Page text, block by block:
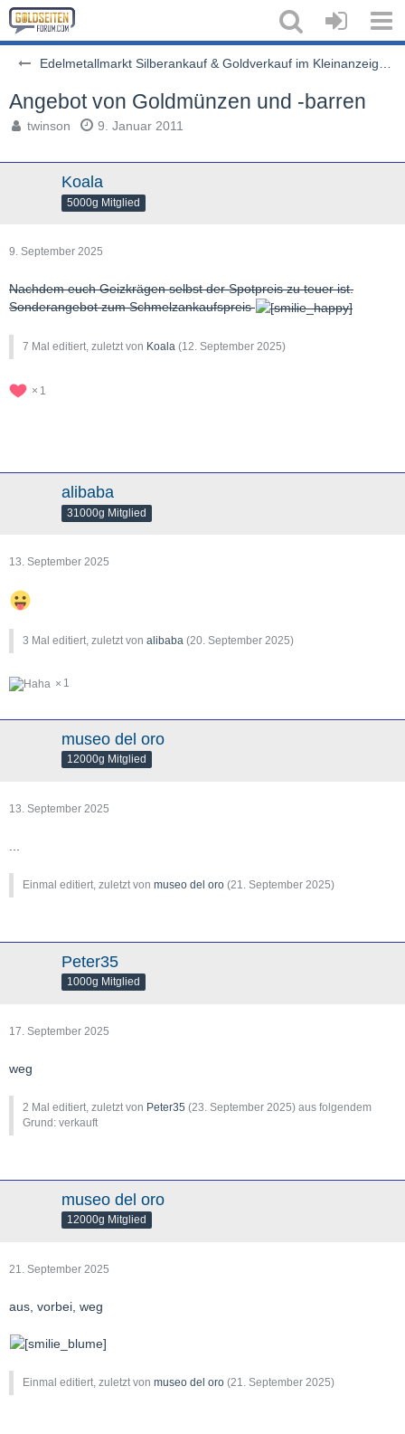
Angebot von Goldmünzen und -barren
twinson 9. Januar 2011
Koala
5000g Mitglied
9. September 2025
Nachdem euch Geizkrägen selbst der Spotpreis zu teuer ist.
Sonderangebot zum Schmelzankaufspreis
7 Mal editiert, zuletzt von Koala (12. September 2025)
1
alibaba
31000g Mitglied
13. September 2025
3 Mal editiert, zuletzt von alibaba (20. September 2025)
1
museo del oro
12000g Mitglied
13. September 2025
Einmal editiert, zuletzt von museo del oro (21. September 2025)
Peter35
1000g Mitglied
17. September 2025
weg
2 Mal editiert, zuletzt von Peter35 (23. September 2025) aus folgendem
Grund: verkauft
museo del oro
12000g Mitglied
21. September 2025
aus, vorbei, weg
Einmal editiert, zuletzt von museo del oro (21. September 2025)